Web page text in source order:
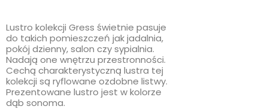
Lustro kolekcji Gress świetnie pasuje
do takich pomieszczeń jak jadalnia,
pokój dzienny, salon czy sypialnia.
Nadają one wnętrzu przestronności.
Cechą charakterystyczną lustra tej
kolekcji są ryflowane ozdobne listwy.
Prezentowane lustro jest w kolorze
dąb sonoma.